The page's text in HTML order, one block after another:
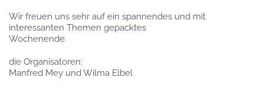
Wir freuen uns sehr auf ein spannendes und mit
interessanten Themen gepacktes
Wochenende.
die Organisatoren:
Manfred Mey und Wilma Elbel